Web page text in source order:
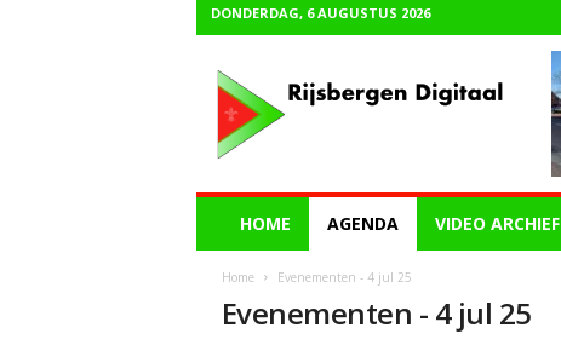
DONDERDAG, 6 AUGUSTUS 2026
HOME AGENDA VIDEO ARCHIEF
Home Evenementen - 4 jul 25
Evenementen - 4 jul 25